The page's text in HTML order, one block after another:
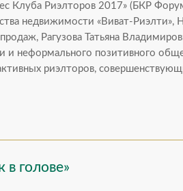
Клуба Риэлторов 2017» (БКР
недвижимости «Виват-Риэлти»,
Рагузова Татьяна
и неформального позитивного
риэлторов,
голове»